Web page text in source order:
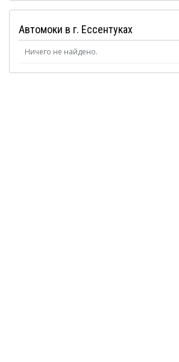
Автомоки в г. Ессентуках
Ничего не найдено.